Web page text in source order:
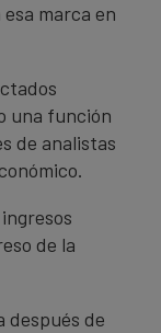
marca en
una función
de analistas
de la
después de